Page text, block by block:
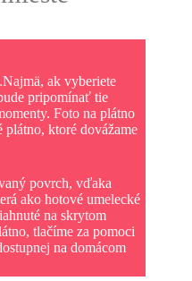
ak vyberiete
pripomínať tie
Foto na plátno
plátno, ktoré dovážame
povrch, vďaka
ako hotové umelecké
na skrytom
tlačíme za pomoci
na domácom